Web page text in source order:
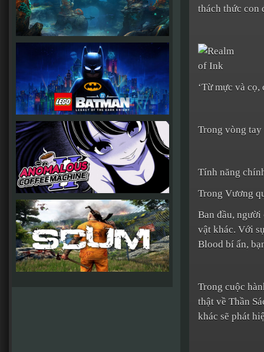
thách thức con
‘Từ mực và
Trong vòng tay
Tính năng
Trong Vương
Ban đầu,
vật khác. Với
Blood bí ẩn,
Trong cuộc
thật về Thần
khác sẽ phát